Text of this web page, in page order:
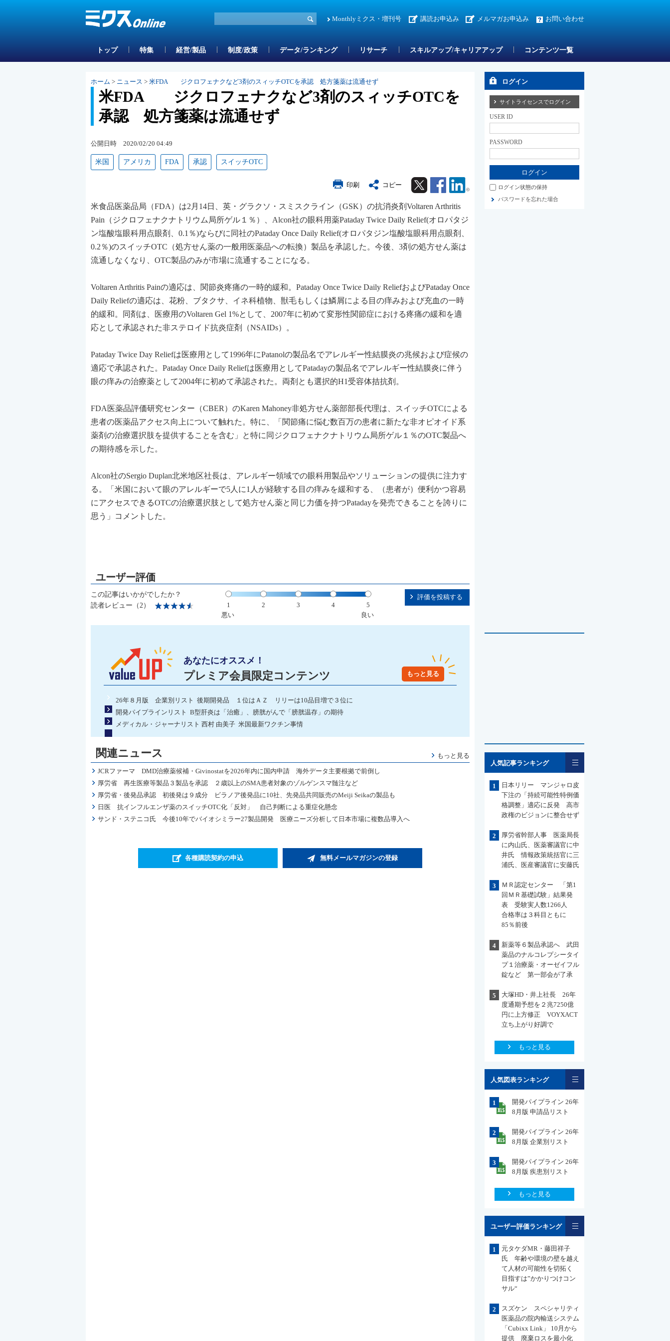
Monthlyミクス・増刊号 講読お申込み メルマガお申込み お問い合わせ
トップ 特集 経営/製品 制度/政策 データ/ランキング リサーチ スキルアップ/キャリアアップ コンテンツ一覧
ホーム > ニュース > 米FDA ジクロフェナクなど3剤のスィッチOTCを承認 処方箋薬は流通せず
米FDA ジクロフェナクなど3剤のスィッチOTCを
承認 処方箋薬は流通せず
公開日時 2020/02/20 04:49
米国 アメリカ FDA 承認 スイッチOTC
印刷 コピー Twitter Facebook Linkedin
米食品医薬品局（FDA）は2月14日、英・グラクソ・スミスクライン（GSK）の抗消炎剤Voltaren Arthritis
Pain（ジクロフェナクナトリウム局所ゲル１％）、Alcon社の眼科用薬Pataday Twice Daily Relief(オロパタジ
ン塩酸塩眼科用点眼剤、0.1％)ならびに同社のPataday Once Daily Relief(オロパタジン塩酸塩眼科用点眼剤、
0.2％)のスイッチOTC（処方せん薬の一般用医薬品への転換）製品を承認した。今後、3剤の処方せん薬は
流通しなくなり、OTC製品のみが市場に流通することになる。
Voltaren Arthritis Painの適応は、関節炎疼痛の一時的緩和。Pataday Once Twice Daily ReliefおよびPataday Once
Daily Reliefの適応は、花粉、ブタクサ、イネ科植物、獣毛もしくは鱗屑による目の痒みおよび充血の一時
的緩和。同剤は、医療用のVoltaren Gel 1%として、2007年に初めて変形性関節症における疼痛の緩和を適
応として承認された非ステロイド抗炎症剤（NSAIDs）。
Pataday Twice Day Reliefは医療用として1996年にPatanolの製品名でアレルギー性結膜炎の兆候および症候の
適応で承認された。Pataday Once Daily Reliefは医療用としてPatadayの製品名でアレルギー性結膜炎に伴う
眼の痒みの治療薬として2004年に初めて承認された。両剤とも選択的H1受容体拮抗剤。
FDA医薬品評価研究センター（CBER）のKaren Mahoney非処方せん薬部部長代理は、スイッチOTCによる
患者の医薬品アクセス向上について触れた。特に、「関節痛に悩む数百万の患者に新たな非オピオイド系
薬剤の治療選択肢を提供することを含む」と特に同ジクロフェナクナトリウム局所ゲル１％のOTC製品へ
の期待感を示した。
Alcon社のSergio Duplan北米地区社長は、アレルギー領域での眼科用製品やソリューションの提供に注力す
る。「米国において眼のアレルギーで5人に1人が経験する目の痒みを緩和する、（患者が）便利かつ容易
にアクセスできるOTCの治療選択肢として処方せん薬と同じ力価を持つPatadayを発売できることを誇りに
思う」コメントした。
この記事はいかがでしたか？
読者レビュー（2）
1 2 3 4
5
悪い
良い
評価を投稿する
あなたにオススメ！
プレミア会員限定コンテンツ もっと見る
26年８月版 企業別リスト 後期開発品 １位はＡＺ リリーは10品目増で３位に
開発パイプラインリスト B型肝炎は「治癒」、膀胱がんで「膀胱温存」の期待
メディカル・ジャーナリスト 西村 由美子 米国最新ワクチン事情
関連ニュース もっと見る
JCRファーマ DMD治療薬候補・Givinostatを2026年内に国内申請 海外データ主要根拠で前倒し
厚労省 再生医療等製品３製品を承認 ２歳以上のSMA患者対象のゾルゲンスマ髄注など
厚労省・後発品承認 初後発は９成分 ビラノア後発品に10社、先発品共同販売のMeiji Seikaの製品も
日医 抗インフルエンザ薬のスイッチOTC化「反対」 自己判断による重症化懸念
サンド・ステニコ氏 今後10年でバイオシミラー27製品開発 医療ニーズ分析して日本市場に複数品導入へ
各種購読契約の申込 無料メールマガジンの登録
ログイン
サイトライセンスでログイン
USER ID
PASSWORD
ログイン状態の保持
パスワードを忘れた場合
人気記事ランキング
1
日本リリー マンジャロ皮
下注の「持続可能性特例価
格調整」適応に反発 高市
政権のビジョンに整合せず
2
厚労省幹部人事 医薬局長
に内山氏、医薬審議官に中
井氏 情報政策統括官に三
浦氏、医産審議官に安藤氏
3
ＭＲ認定センター 「第1
回ＭＲ基礎試験」結果発
表 受験実人数1266人
合格率は３科目ともに
85％前後
4
新薬等６製品承認へ 武田
薬品のナルコレプシータイ
プ１治療薬・オーゼイフル
錠など 第一部会が了承
5
大塚HD・井上社長 26年
度通期予想を２兆7250億
円に上方修正 VOYXACT
立ち上がり好調で
もっと見る
人気図表ランキング
1
開発パイプライン 26年
8月版 申請品リスト
2
開発パイプライン 26年
8月版 企業別リスト
3
開発パイプライン 26年
8月版 疾患別リスト
もっと見る
ユーザー評価ランキング
1
元タケダMR・藤田祥子
氏 年齢や環境の壁を越え
て人材の可能性を切拓く
目指すは”かかりつけコン
サル“
2
スズケン スペシャリティ
医薬品の院内輸送システム
「Cubixx Link」 10月から
提供 廃棄ロスを最小化